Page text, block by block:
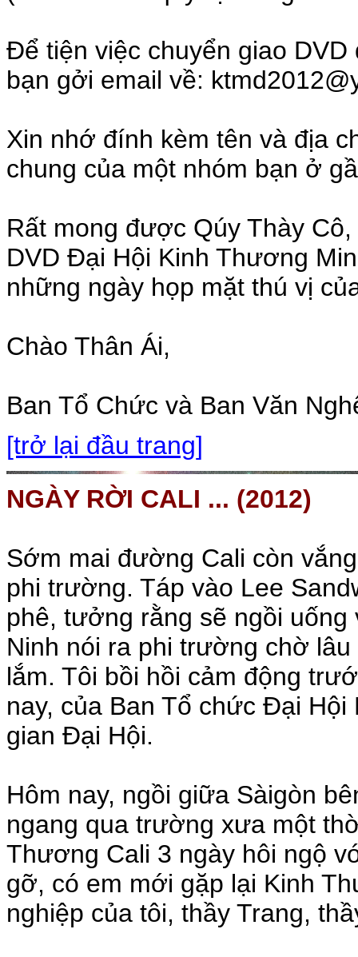
Để tiện việc chuyển giao
bạn gởi email về:
Xin nhớ đính kèm tên và địa
chung của một nhóm bạn ở
Rất mong được Qúy Thày
DVD Đại Hội Kinh Thương
những ngày họp mặt thú vị
Chào Thân Ái,
Ban Tổ Chức và Ban Văn
[trở lại đầu trang]
NGÀY RỜI CALI ... (2012)
Sớm mai đường Cali còn
phi trường. Táp vào Lee
phê, tưởng rằng sẽ ngồi
Ninh nói ra phi trường chờ
lắm. Tôi bồi hồi cảm động
nay, của Ban Tổ chức Đại
gian Đại Hội.
Hôm nay, ngồi giữa Sàigòn
ngang qua trường xưa một
Thương Cali 3 ngày hôi ngộ
gỡ, có em mới gặp lại Kinh
nghiệp của tôi, thầy Trang,